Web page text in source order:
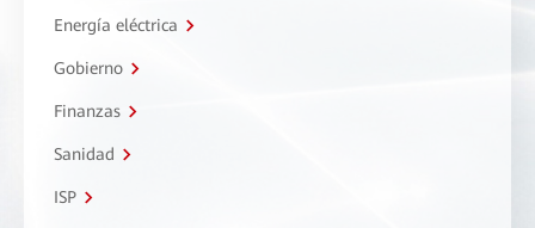
Energía eléctrica
Gobierno
Finanzas
Sanidad
ISP